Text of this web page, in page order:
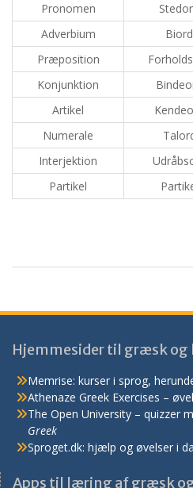
Pronomen
Adverbium
Biord
Præposition
Konjunktion
Artikel
Numerale
Interjektion
Partikel
Hjemmesider til græsk og
Memrise: kurser i sprog,
Athenaze Greek Exercises –
The Open University – quizzer
Greek
Sproget.dk: hjælp og øvelser i
Apps til læring af græsk